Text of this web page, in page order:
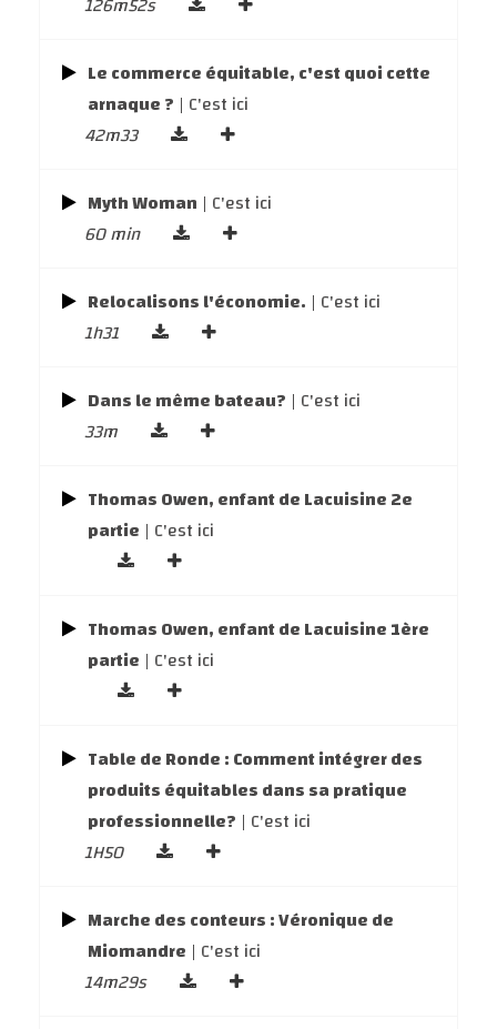
Le commerce équitable, c'est quoi cette
arnaque ? | C'est ici
42m33
Myth Woman | C'est ici
60 min
Relocalisons l'économie. | C'est ici
1h31
Dans le même bateau? | C'est ici
33m
Thomas Owen, enfant de Lacuisine 2e
partie | C'est ici
Thomas Owen, enfant de Lacuisine 1ère
partie | C'est ici
Table de Ronde : Comment intégrer des
produits équitables dans sa pratique
professionnelle? | C'est ici
1H50
Marche des conteurs : Véronique de
Miomandre | C'est ici
14m29s